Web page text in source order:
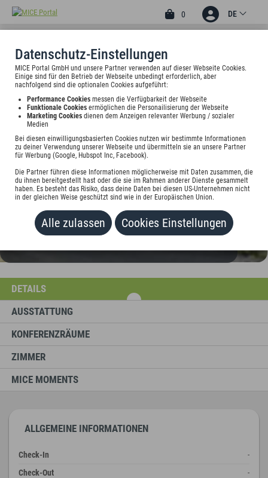
Datenschutz-Einstellungen
MICE Portal GmbH und unsere Partner verwenden auf dieser Webseite Cookies.
Einige sind für den Betrieb der Webseite unbedingt erforderlich, aber
nachfolgend sind die optionalen Cookies aufgeführt:
Performance Cookies messen die Verfügbarkeit der Webseite
Funktionale Cookies ermöglichen die Personailisierung der Webseite
Marketing Cookies dienen dem Anzeigen relevanter Werbung / sozialer
Medien
Bei diesen einwilligungsbasierten Cookies nutzen wir bestimmte Informationen
zu deiner Verwendung unserer Webseite und übermitteln sie an unsere Partner
für Werbung (Google, Hubspot Inc, Facebook).
Die Partner führen diese Informationen möglicherweise mit Daten zusammen, die
du ihnen bereitgestellt hast oder die sie im Rahmen anderer Dienste gesammelt
haben. Es besteht das Risiko, dass deine Daten bei diesen US-Unternehmen nicht
in der gleichen Weise geschützt sind wie in der Europäischen Union.
Alle zulassen Cookies Einstellungen
0 DE
2
HOTEL AM WEINBERG
Bergische Landstr. 618, 40629 Düsseldorf, Deutschland
HINZUFÜGEN
DETAILS
AUSSTATTUNG
KONFERENZRÄUME
ZIMMER
MICE MOMENTS
ALLGEMEINE INFORMATIONEN
Check-In
-
Check-Out
-